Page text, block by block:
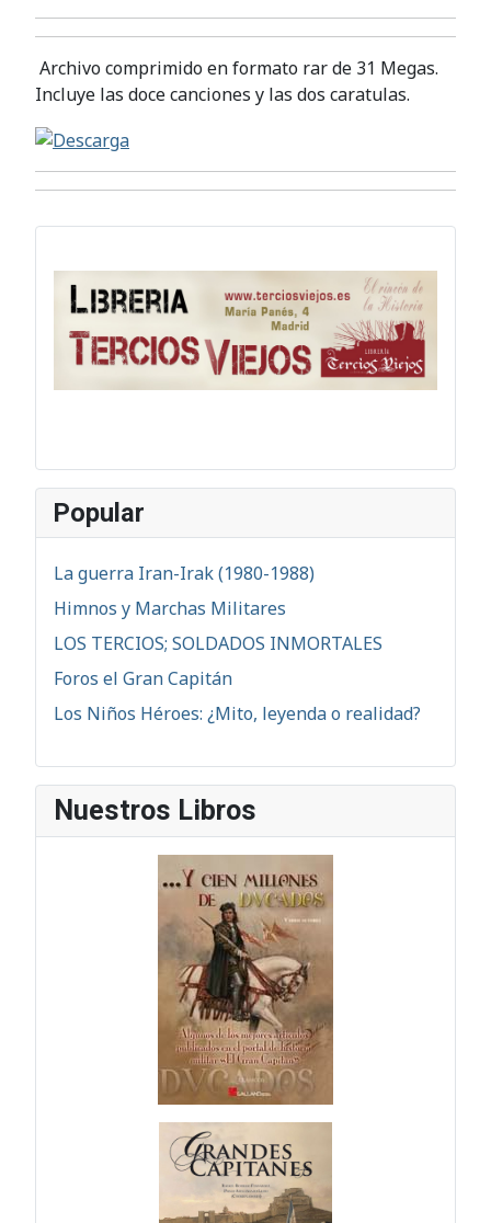
Archivo comprimido en formato rar de 31 Megas.
Incluye las doce canciones y las dos caratulas.
Popular
La guerra Iran-Irak (1980-1988)
Himnos y Marchas Militares
LOS TERCIOS; SOLDADOS INMORTALES
Foros el Gran Capitán
Los Niños Héroes: ¿Mito, leyenda o realidad?
Nuestros Libros